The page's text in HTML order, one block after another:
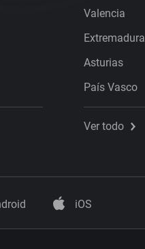
Valencia
Extremadura
Asturias
País Vasco
Ver todo
iOS